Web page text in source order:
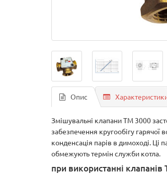
Опис
Змішувальні клапани TM 3000
забезпечення кругообігу гарячої
конденсація парів в димоході. Ці
обмежують термін служби котла.
при використанні